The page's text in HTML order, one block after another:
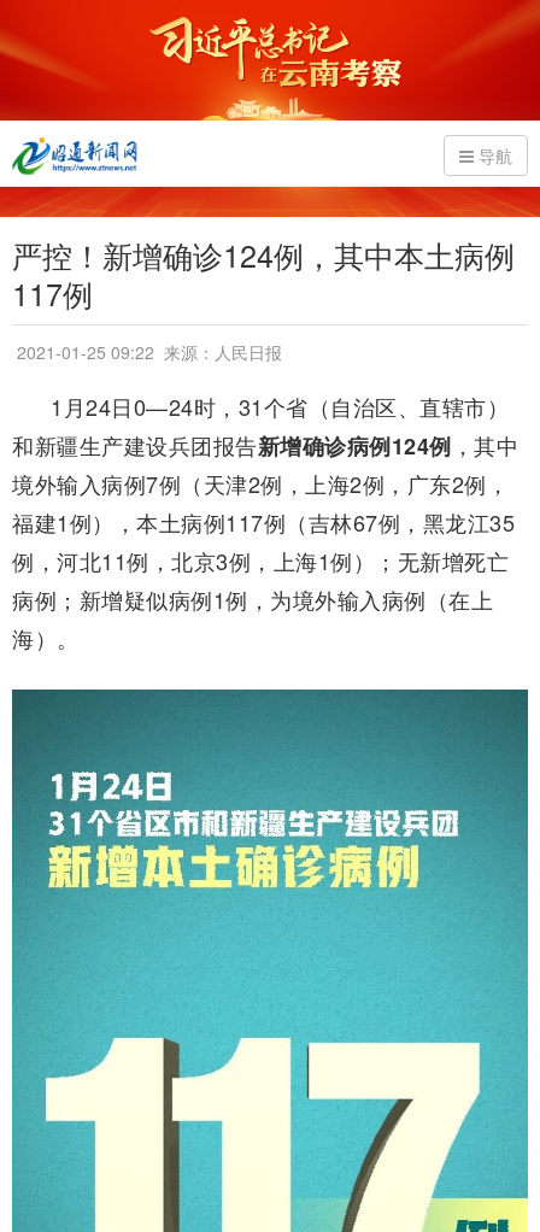
导航
严控！新增确诊124例，其中本土病例
117例
2021-01-25 09:22 来源：人民日报
1月24日0—24时，31个省（自治区、直辖市）
和新疆生产建设兵团报告新增确诊病例124例 ，其中
境外输入病例7例（天津2例，上海2例，广东2例，
福建1例），本土病例117例（吉林67例，黑龙江35
例，河北11例，北京3例，上海1例）；无新增死亡
病例；新增疑似病例1例，为境外输入病例（在上
海）。